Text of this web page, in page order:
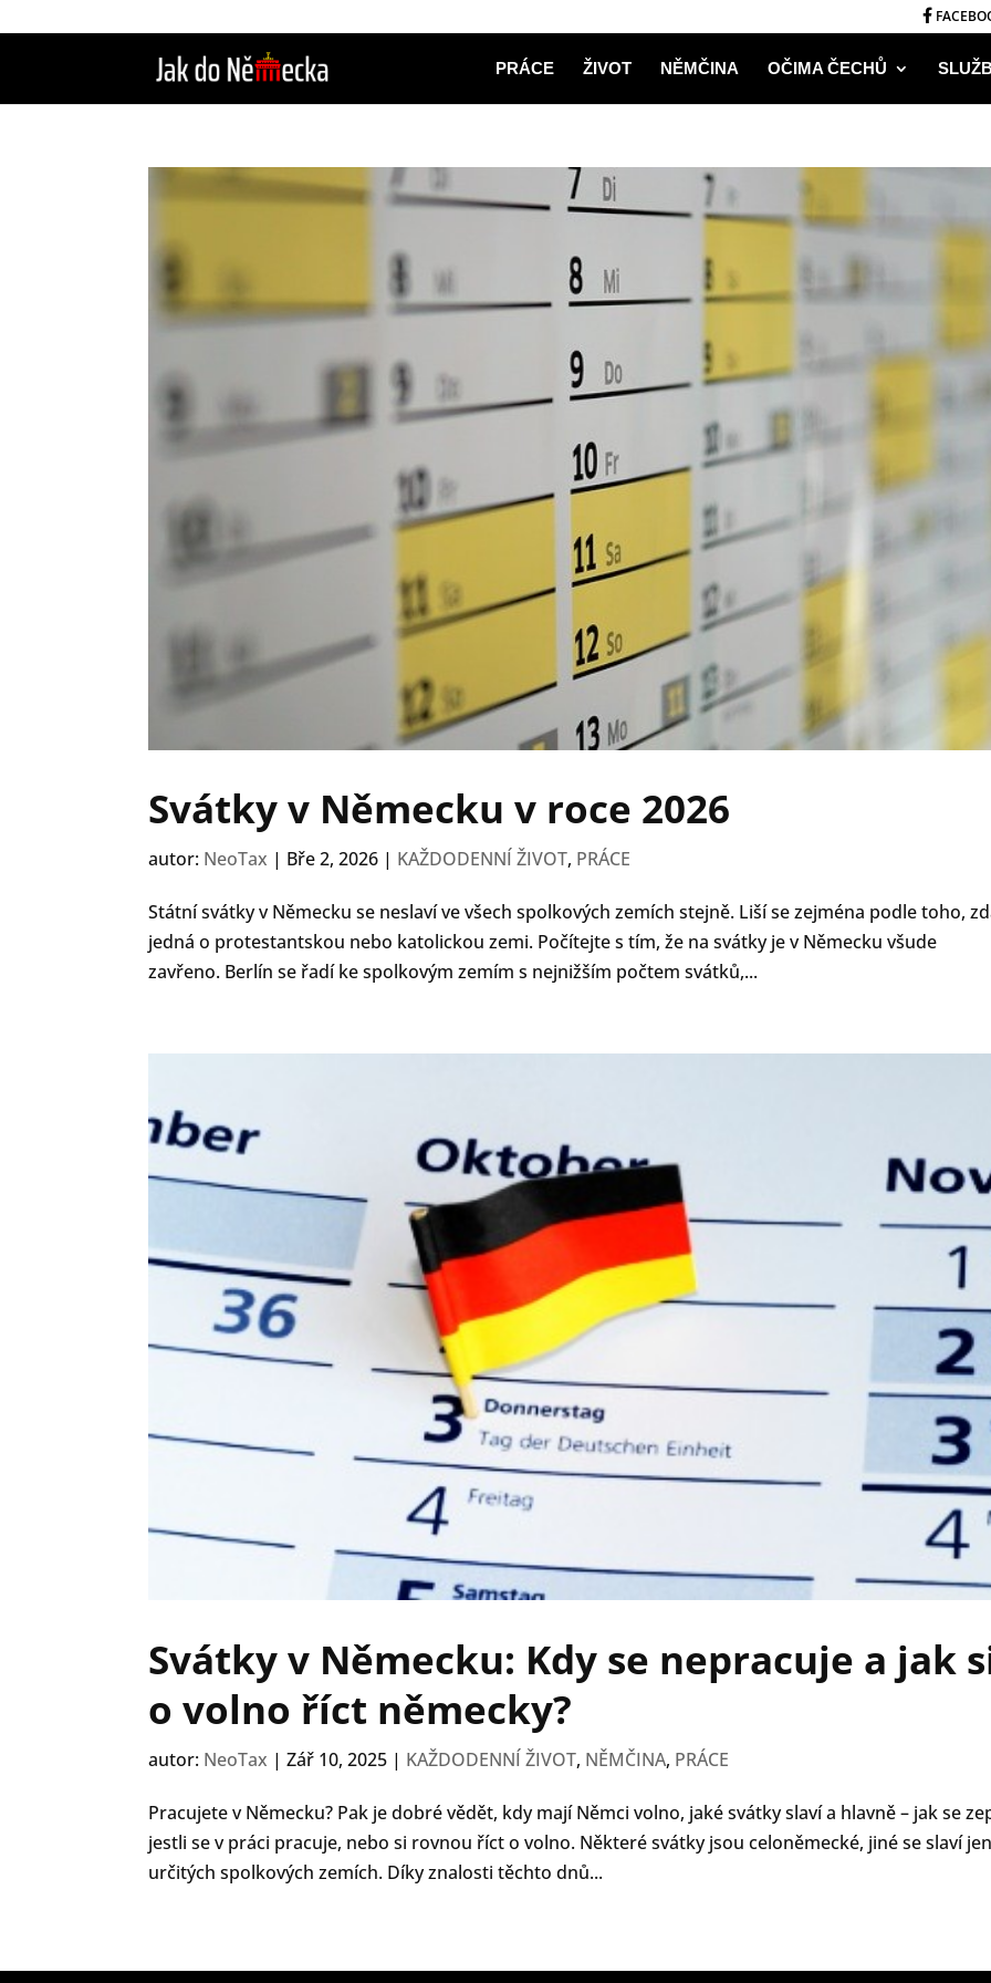
PRÁCE ŽIVOT NĚMČINA OČIMA ČECHŮ
Svátky v Německu v roce 2026
autor: NeoTax | Bře 2, 2026 | KAŽDODENNÍ ŽIVOT, PRÁCE
Státní svátky v Německu se neslaví ve všech spolkových zemích stejně. Liší se zejména podle toho,
jedná o protestantskou nebo katolickou zemi. Počítejte s tím, že na svátky je v Německu všude
zavřeno. Berlín se řadí ke spolkovým zemím s nejnižším počtem svátků,...
Svátky v Německu: Kdy se nepracuje a jak
o volno říct německy?
autor: NeoTax |Zář 10, 2025 | KAŽDODENNÍ ŽIVOT, NĚMČINA, PRÁCE
Pracujete v Německu? Pak je dobré vědět, kdy mají Němci volno, jaké svátky slaví a hlavně – jak se
jestli se v práci pracuje, nebo si rovnou říct o volno. Některé svátky jsou celoněmecké, jiné se slaví
určitých spolkových zemích. Díky znalosti těchto dnů...